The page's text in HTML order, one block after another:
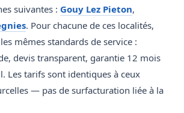
suivantes : Gouy Lez Pieton,
. Pour chacune de ces localités,
mêmes standards de service :
devis transparent, garantie 12 mois
Les tarifs sont identiques à ceux
— pas de surfacturation liée à la